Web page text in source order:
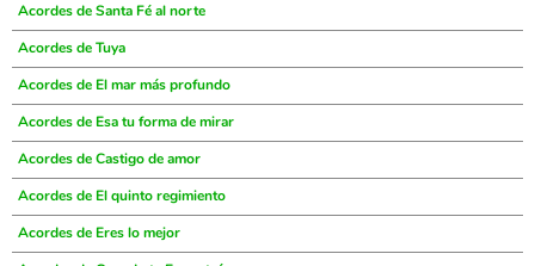
Acordes de Santa Fé al norte
Acordes de Tuya
Acordes de El mar más profundo
Acordes de Esa tu forma de mirar
Acordes de Castigo de amor
Acordes de El quinto regimiento
Acordes de Eres lo mejor